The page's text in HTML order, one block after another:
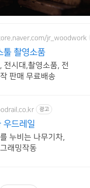
jr_woodwork
툴 촬영소품
전시대,촬영소품, 전
판매 무료배송
광고
우드레일
누비는 나무기차,
래밍작동